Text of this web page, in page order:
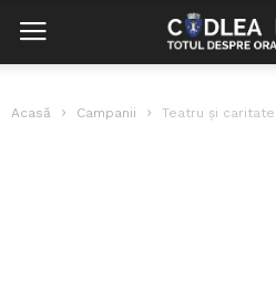
Acasă Campanii Teatru și caritate pe 22